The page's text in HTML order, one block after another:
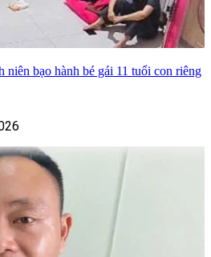
bạo hành bé gái 11 tuổi con riêng